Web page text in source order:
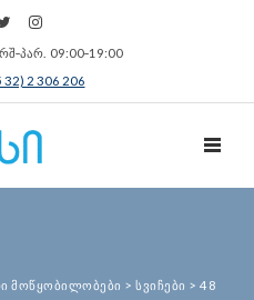
09:00‑19:00
32) 2 306 206
მოწყობილობები > სვიჩები > 48